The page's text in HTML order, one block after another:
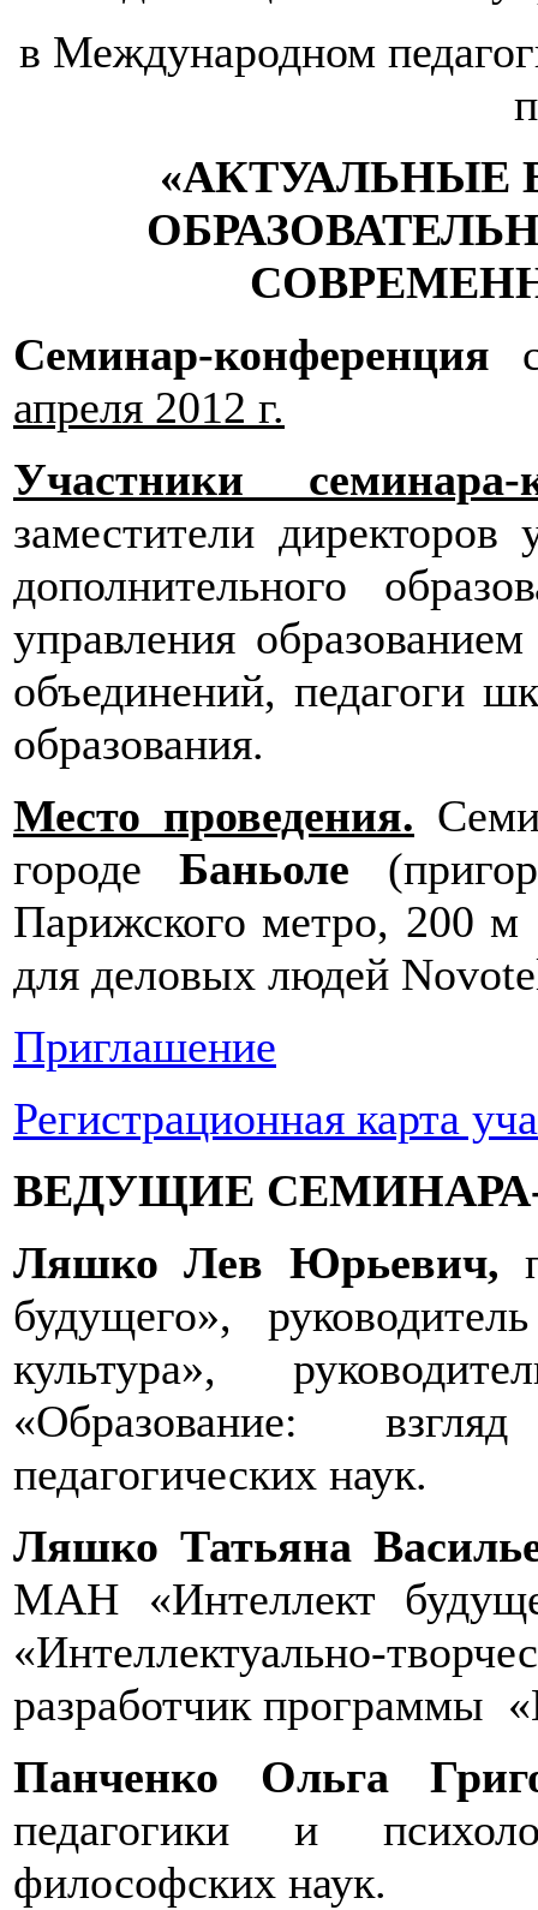
в Международном
«АКТУАЛЬНЫЕ
Семинар-конференция
апреля 2012 г.
Участники семинара-
заместители
дополнительного
управления
объединений, педагоги
образования.
Место проведения.
городеБаньоле
Парижского метро, 200
для деловых людей
Приглашение
Регистрационная карта
ВЕДУЩИЕ
Ляшко Лев Юрьевич,
будущего»,
культура»,
«Образование:
педагогических наук.
Ляшко Татьяна
МАН «Интеллект
«Интеллектуально-
разработчик программы
Панченко Ольга
педагогики и
философских наук.